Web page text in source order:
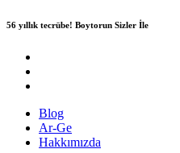
56 yıllık tecrübe! Boytorun Sizler İle
Blog
Ar-Ge
Hakkımızda